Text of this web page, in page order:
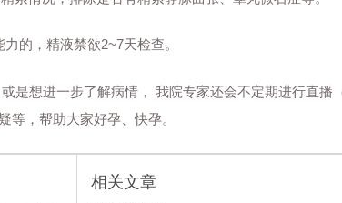
的，精液禁欲2~7天检查。
是想进一步了解病情， 我院专家还会不定期进行直播
等，帮助大家好孕、快孕。
相关文章